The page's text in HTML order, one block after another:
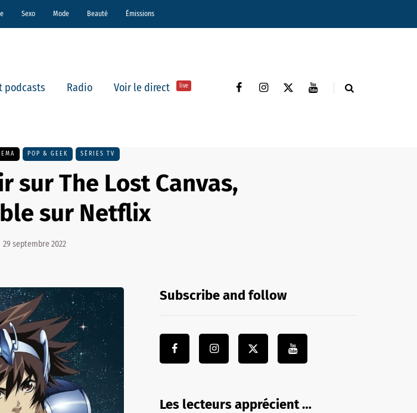
Sexo Mode Beauté Émissions
podcasts Radio Voir le direct live
POP & GEEK SÉRIES TV
sur The Lost Canvas,
sur Netflix
29 septembre 2022
Subscribe and follow
Les lecteurs apprécient …